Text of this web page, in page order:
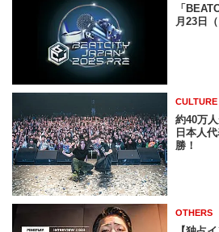
「
⽉23⽇
CULTURE
約40万
日本人
勝！
OTHERS